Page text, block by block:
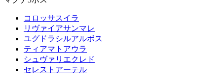
コロッサスイラ
リヴァイアサンマレ
ユグドラシルアルボス
ティアマトアウラ
シュヴァリエクレド
セレストアーテル